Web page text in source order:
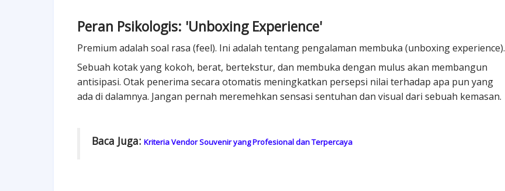
Peran Psikologis: 'Unboxing Experience'
Premium adalah soal rasa (feel). Ini adalah tentang pengalaman membuka (unboxing experience).
Sebuah kotak yang kokoh, berat, bertekstur, dan membuka dengan mulus akan membangun
antisipasi. Otak penerima secara otomatis meningkatkan persepsi nilai terhadap apa pun yang
ada di dalamnya. Jangan pernah meremehkan sensasi sentuhan dan visual dari sebuah kemasan.
Baca Juga: Kriteria Vendor Souvenir yang Profesional dan Terpercaya